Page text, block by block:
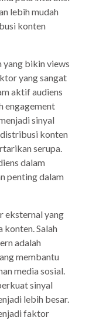
lebih mudah
konten
bikin views
yang sangat
aktif audiens
engagement
sinyal
konten
serupa.
dalam
penting dalam
eksternal yang
Salah
adalah
membantu
media sosial.
sinyal
lebih besar.
faktor